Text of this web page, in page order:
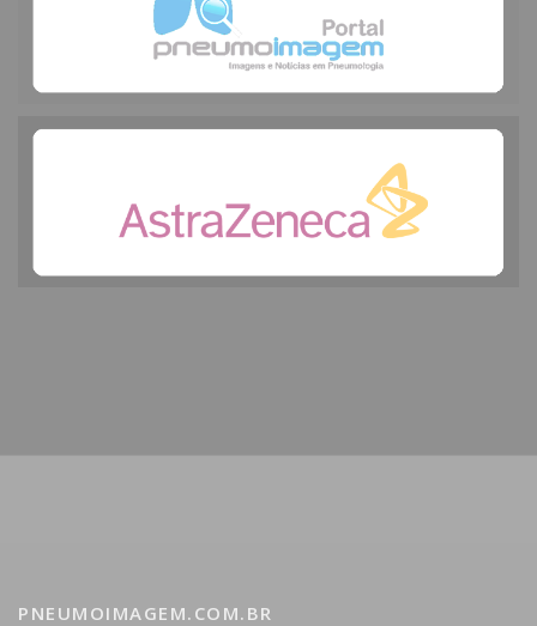
PNEUMOIMAGEM.COM.BR